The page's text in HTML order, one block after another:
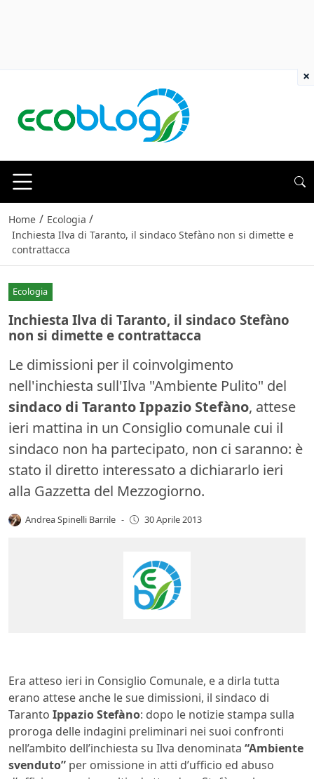
Home / Ecologia /
Inchiesta Ilva di Taranto, il sindaco Stefàno non si dimette e
contrattacca
Ecologia
Inchiesta Ilva di Taranto, il sindaco Stefàno
non si dimette e contrattacca
Le dimissioni per il coinvolgimento
nell'inchiesta sull'Ilva "Ambiente Pulito" del
sindaco di Taranto Ippazio Stefàno, attese
ieri mattina in un Consiglio comunale cui il
sindaco non ha partecipato, non ci saranno: è
stato il diretto interessato a dichiararlo ieri
alla Gazzetta del Mezzogiorno.
Andrea Spinelli Barrile - 30 Aprile 2013
Era atteso ieri in Consiglio Comunale, e a dirla tutta
erano attese anche le sue dimissioni, il sindaco di
Taranto Ippazio Stefàno: dopo le notizie stampa sulla
proroga delle indagini preliminari nei suoi confronti
nell’ambito dell’inchiesta su Ilva denominata “Ambiente
svenduto” per omissione in atti d’ufficio ed abuso
×